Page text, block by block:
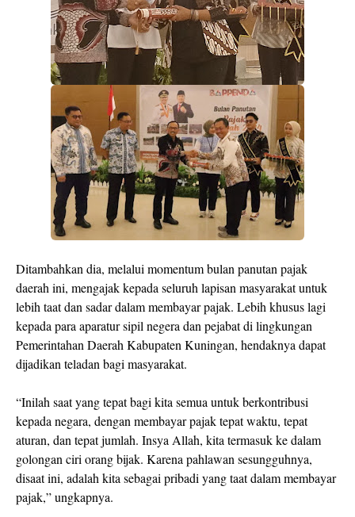
Ditambahkan dia, melalui momentum bulan panutan pajak
daerah ini, mengajak kepada seluruh lapisan masyarakat untuk
lebih taat dan sadar dalam membayar pajak. Lebih khusus lagi
kepada para aparatur sipil negera dan pejabat di lingkungan
Pemerintahan Daerah Kabupaten Kuningan, hendaknya dapat
dijadikan teladan bagi masyarakat.
“Inilah saat yang tepat bagi kita semua untuk berkontribusi
kepada negara, dengan membayar pajak tepat waktu, tepat
aturan, dan tepat jumlah. Insya Allah, kita termasuk ke dalam
golongan ciri orang bijak. Karena pahlawan sesungguhnya,
disaat ini, adalah kita sebagai pribadi yang taat dalam membayar
pajak,” ungkapnya.